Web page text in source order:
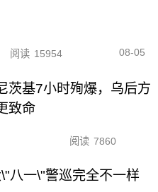
阅读 15954 08-05
茨基7小时殉爆，乌后方
致命
阅读 7860
八一\"警巡完全不一样